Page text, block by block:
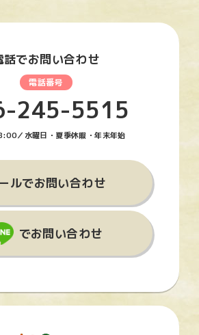
話でお問い合わせ
245-5515
／水曜日・夏季休暇・年末年始
ルでお問い合わせ
でお問い合わせ